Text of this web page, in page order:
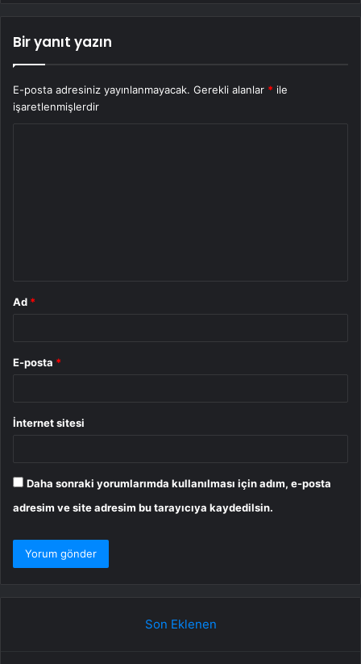
Bir yanıt yazın
E-posta adresiniz yayınlanmayacak. Gerekli alanlar * ile
işaretlenmişlerdir
Ad *
E-posta *
İnternet sitesi
Daha sonraki yorumlarımda kullanılması için adım, e-posta
adresim ve site adresim bu tarayıcıya kaydedilsin.
Son Eklenen